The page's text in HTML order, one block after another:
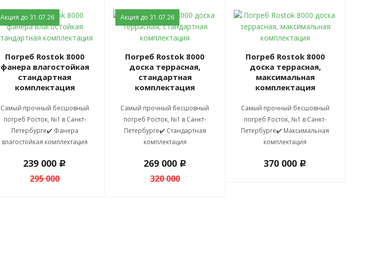
Акция до 31.07.26
Погреб Rostok 8000
фанера влагостойкая
стандартная
комплектация
Самый прочный бесшовный
погреб Росток, №1 в Санкт-
Петербурге✔️ Фанера
влагостойкая комплектация
239 000 c
295 000
Акция до 31.07.26
Погреб Rostok 8000
доска террасная,
стандартная
комплектация
Самый прочный бесшовный
погреб Росток, №1 в Санкт-
Петербурге✔️ Стандартная
комплектация
269 000 c
320 000
Погреб Rostok 8000
доска террасная,
максимальная
комплектация
Самый прочный бесшовный
погреб Росток, №1 в Санкт-
Петербурге✔️ Максимальная
комплектация
370 000 c